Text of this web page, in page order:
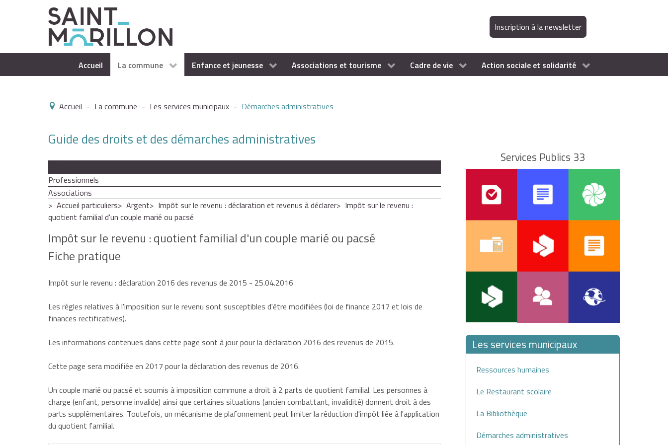
Inscription à la newsletter
Accueil La commune Enfance et jeunesse Associations et tourisme Cadre de vie Action sociale et solidarité
Accueil - La commune - Les services municipaux - Démarches administratives
Guide des droits et des démarches administratives
Professionnels
Associations
Accueil particuliers
Argent Impôt sur le revenu : déclaration et revenus à déclarer
Impôt sur le revenu :
quotient familial d'un couple marié ou pacsé
Impôt sur le revenu : quotient familial d'un couple marié ou pacsé
Fiche pratique
Impôt sur le revenu : déclaration 2016 des revenus de 2015 - 25.04.2016
Les règles relatives à l'imposition sur le revenu sont susceptibles d'être modifiées (loi de finance 2017 et lois de
finances rectificatives).
Les informations contenues dans cette page sont à jour pour la déclaration 2016 des revenus de 2015.
Cette page sera modifiée en 2017 pour la déclaration des revenus de 2016.
Un couple marié ou pacsé et soumis à imposition commune a droit à 2 parts de quotient familial. Les personnes à
charge (enfant, personne invalide) ainsi que certaines situations (ancien combattant, invalidité) donnent droit à des
parts supplémentaires. Toutefois, un mécanisme de plafonnement peut limiter la réduction d'impôt liée à l'application
du quotient familial.
Services Publics 33
Les services municipaux
Ressources humaines
Le Restaurant scolaire
La Bibliothèque
Démarches administratives